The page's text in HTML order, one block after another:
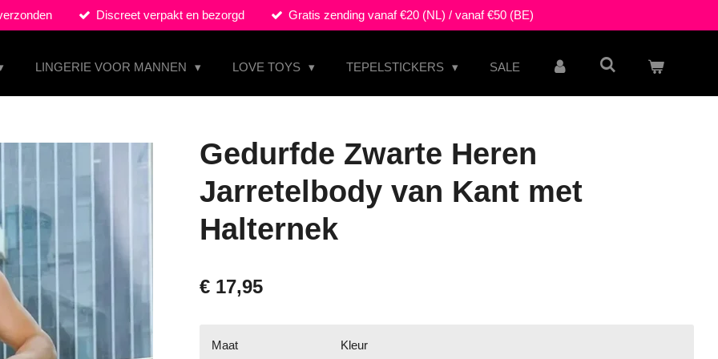
Discreet verpakt en bezorgd Gratis zending vanaf €20 (NL) / vanaf €50 (BE)
LINGERIE VOOR MANNEN LOVE TOYS TEPELSTICKERS SALE
Gedurfde Zwarte Heren
Jarretelbody van Kant met
Halternek
€ 17,95
Maat Kleur